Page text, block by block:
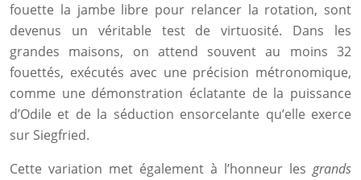
fouette la jambe libre pour relancer la rotation, sont
devenus un véritable test de virtuosité. Dans les
grandes maisons, on attend souvent au moins 32
fouettés, exécutés avec une précision métronomique,
comme une démonstration éclatante de la puissance
d’Odile et de la séduction ensorcelante qu’elle exerce
sur Siegfried.
Cette variation met également à l’honneur les grands